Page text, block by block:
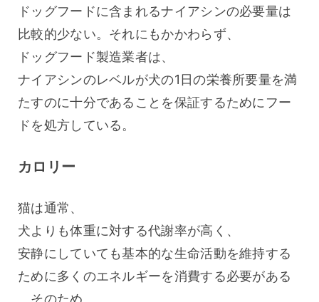
ドッグフードに含まれるナイアシンの必要量は
比較的少ない。それにもかかわらず、
ドッグフード製造業者は、
ナイアシンのレベルが犬の1日の栄養所要量を満
たすのに十分であることを保証するためにフー
ドを処方している。
カロリー
猫は通常、
犬よりも体重に対する代謝率が高く、
安静にしていても基本的な生命活動を維持する
ために多くのエネルギーを消費する必要がある
。そのため、